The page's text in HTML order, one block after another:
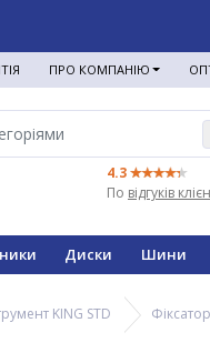
ПРО КОМПАНІЮ
4.3
По відгуків
Диски Шини
KING STD